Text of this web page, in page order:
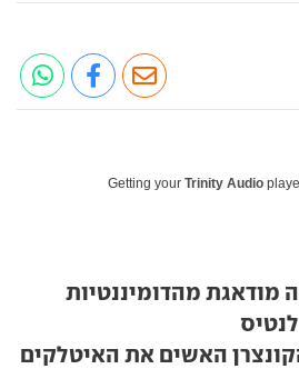
Getting your Trinity Audio
מודאגת מהדומיננטיות
האשים את האיטלקים